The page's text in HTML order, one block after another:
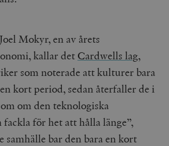
Mokyr, en av årets
kallar det Cardwells lag,
som noterade att kulturer bara
kort period, sedan återfaller de i
om den teknologiska
för het att hålla länge”,
samhälle bar den bara en kort